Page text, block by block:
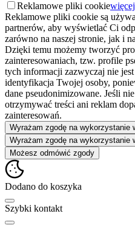
Reklamowe pliki cookiewięcej
Reklamowe pliki cookie są
partnerów, aby wyświetlać Ci
zarówno na naszej stronie, jak i
Dzięki temu możemy tworzyć
zainteresowaniach, tzw. profile
tych informacji zazwyczaj nie
identyfikacja Twojej osoby,
dane pseudonimizowane. Jeśli
otrzymywać treści ani reklam
zainteresowań.
Wyrażam zgodę na wykorzystanie
Wyrażam zgodę na wykorzystanie
Możesz odmówić zgody
Dodano do koszyka
Szybki kontakt